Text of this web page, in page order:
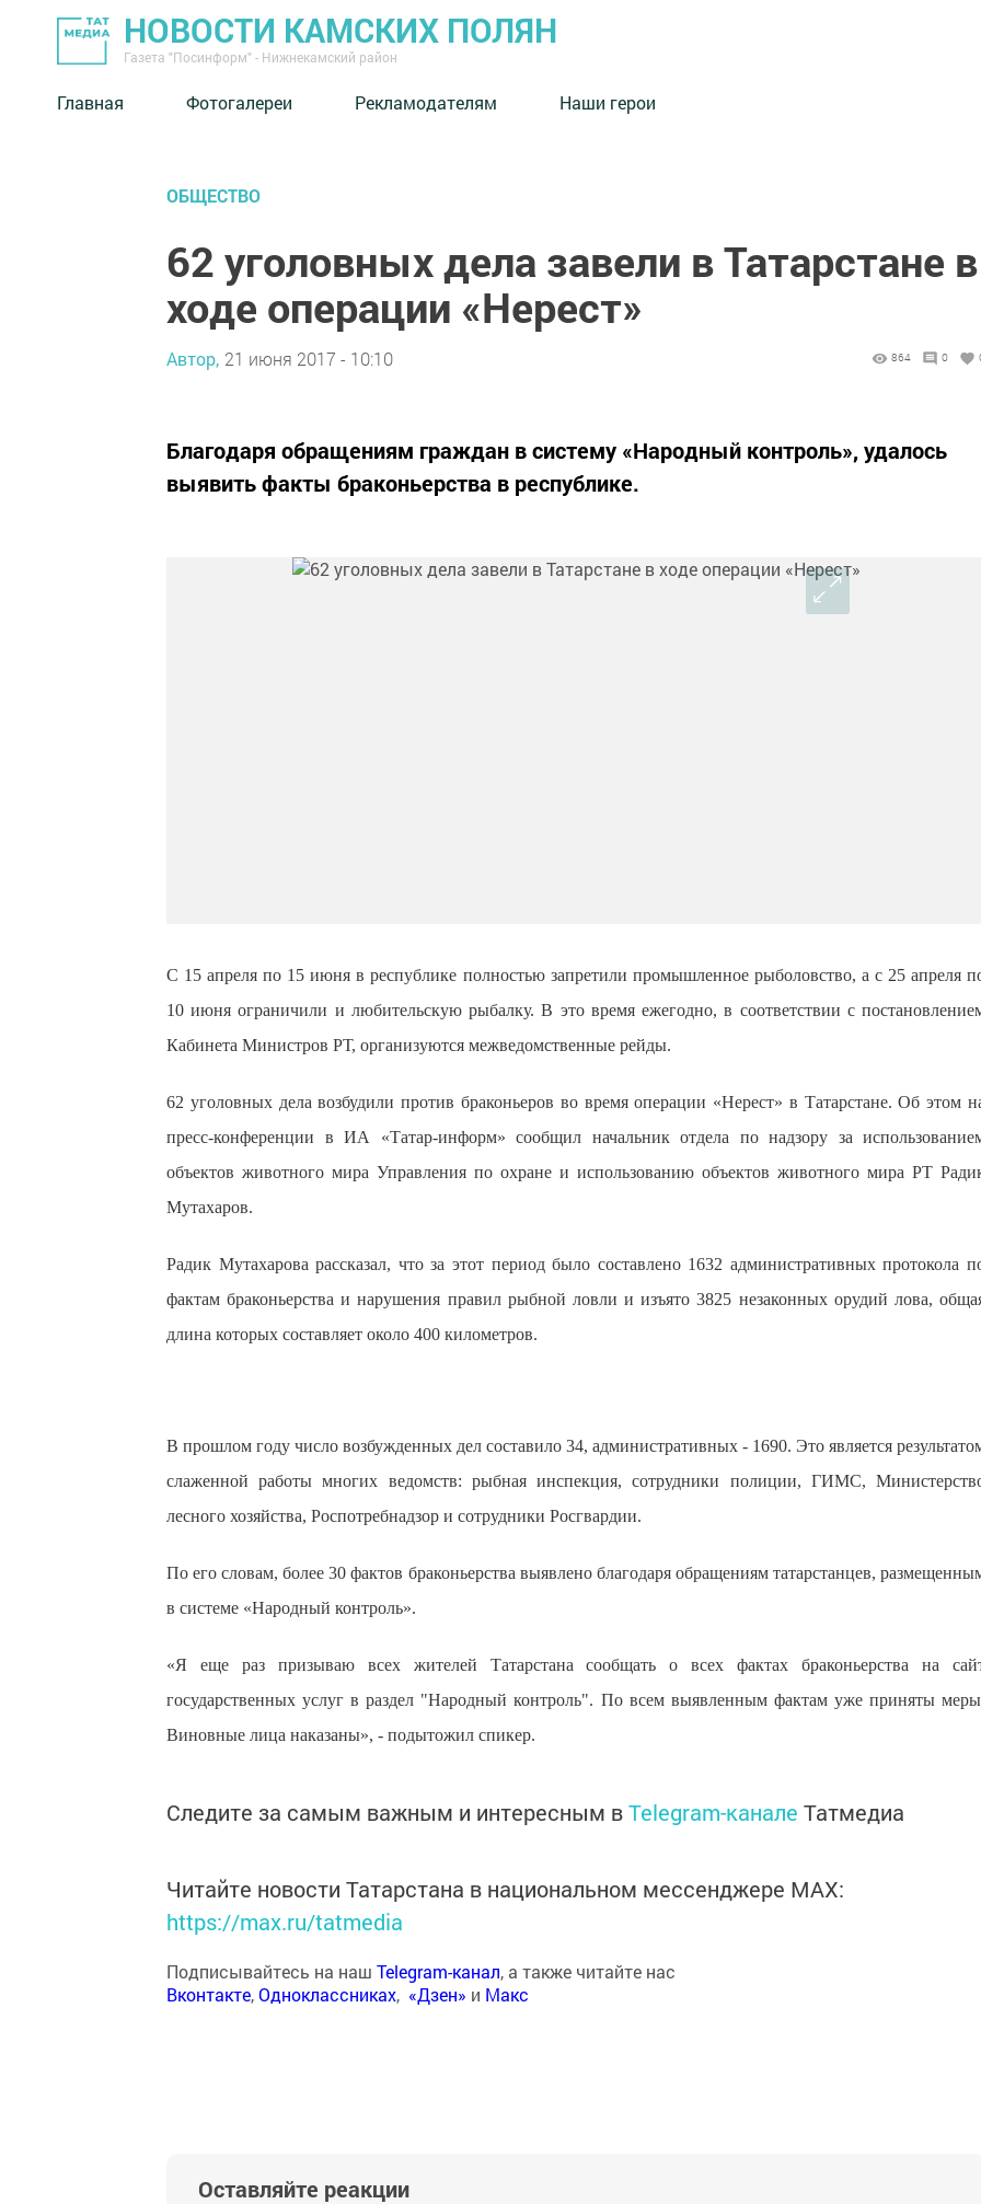
НОВОСТИ КАМСКИХ ПОЛЯН
Газета "Посинформ" - Нижнекамский район
Главная Фотогалереи Рекламодателям Наши герои
ОБЩЕСТВО
62 уголовных дела завели в Татарстане в
ходе операции «Нерест»
Автор, 21 июня 2017 - 10:10 864 0
Благодаря обращениям граждан в систему «Народный контроль», удалось
выявить факты браконьерства в республике.
С 15 апреля по 15 июня в республике полностью запретили промышленное рыболовство, а с 25 апреля
10 июня ограничили и любительскую рыбалку. В это время ежегодно, в соответствии с
Кабинета Министров РТ, организуются межведомственные рейды.
62 уголовных дела возбудили против браконьеров во время операции «Нерест» в Татарстане. Об этом
пресс-конференции в ИА «Татар-информ» сообщил начальник отдела по надзору за
объектов животного мира Управления по охране и использованию объектов животного мира РТ
Мутахаров.
Радик Мутахарова рассказал, что за этот период было составлено 1632 административных протокола
фактам браконьерства и нарушения правил рыбной ловли и изъято 3825 незаконных орудий лова,
длина которых составляет около 400 километров.
В прошлом году число возбужденных дел составило 34, административных - 1690. Это является
слаженной работы многих ведомств: рыбная инспекция, сотрудники полиции, ГИМС,
лесного хозяйства, Роспотребнадзор и сотрудники Росгвардии.
По его словам, более 30 фактов браконьерства выявлено благодаря обращениям татарстанцев,
в системе «Народный контроль».
«Я еще раз призываю всех жителей Татарстана сообщать о всех фактах браконьерства на
государственных услуг в раздел "Народный контроль". По всем выявленным фактам уже приняты
Виновные лица наказаны», - подытожил спикер.
Следите за самым важным и интересным вTelegram-канале Татмедиа
Читайте новости Татарстана в национальном мессенджере MАХ:
https://max.ru/tatmedia
Подписывайтесь на наш Telegram-канал, а также читайте нас
Вконтакте,Одноклассниках, «Дзен» и Макс
Оставляйте реакции